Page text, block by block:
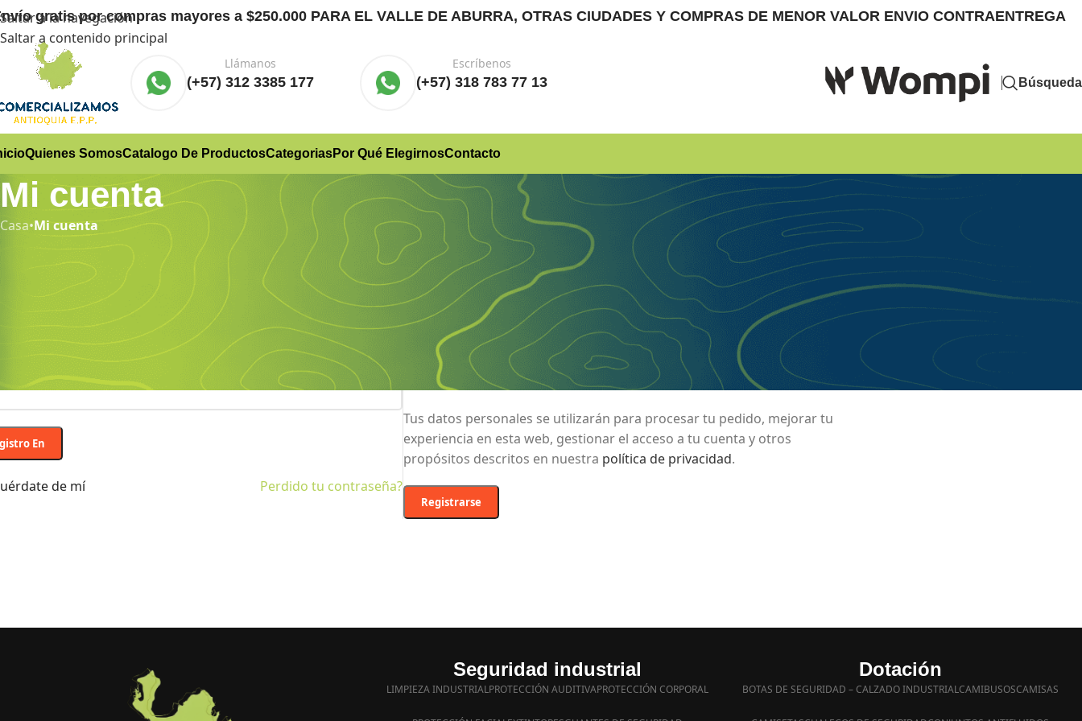
Saltar a la navegación
Saltar a contenido principal
gratispor compras mayores a $250.000 PARA EL VALLE DE ABURRA, OTRAS CIUDADES Y COMPRAS DE MENOR VALOR ENVIO CONTRAENTREGA
Llámanos
(+57) 312 3385 177
Escríbenos
(+57) 318 783 77 13 Búsqueda
Quienes SomosCatalogo De ProductosCategoriasPor Qué ElegirnosContacto
Mi cuenta
Casa•Mi cuenta
de usuario o correo electrónico
En
Perdido tu contraseña?
de mí
Registrarse
Dirección de correo electrónico*
Se enviará un enlace a tu dirección de correo electrónico para
establecer una nueva contraseña.
Tus datos personales se utilizarán para procesar tu pedido, mejorar tu
experiencia en esta web, gestionar el acceso a tu cuenta y otros
propósitos descritos en nuestra política de privacidad.
Registrarse
Seguridad industrial
LIMPIEZA INDUSTRIALPROTECCIÓN AUDITIVAPROTECCIÓN CORPORAL
Dotación
BOTAS DE SEGURIDAD – CALZADO INDUSTRIALCAMIBUSOSCAMISAS